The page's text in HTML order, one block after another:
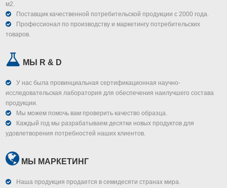
м2.
Поставщик качественной потребительской продукции с 2000 года.
Профессионал по производству и маркетингу потребительских
товаров.
МЫ R & D
У нас была провинциальная сертификационная научно-
исследовательская лаборатория для обеспечения наилучшего состава
продукции.
Мы можем помочь вам проверить качество образца.
Каждый год мы разрабатываем десятки новых продуктов для
удовлетворения потребностей наших клиентов.
МЫ МАРКЕТИНГ
Наша продукция продается в семидесяти странах мира.